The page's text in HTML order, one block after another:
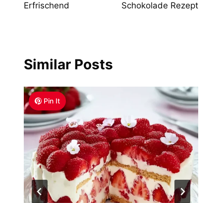
Erfrischend
Schokolade Rezept
Similar Posts
Pin It